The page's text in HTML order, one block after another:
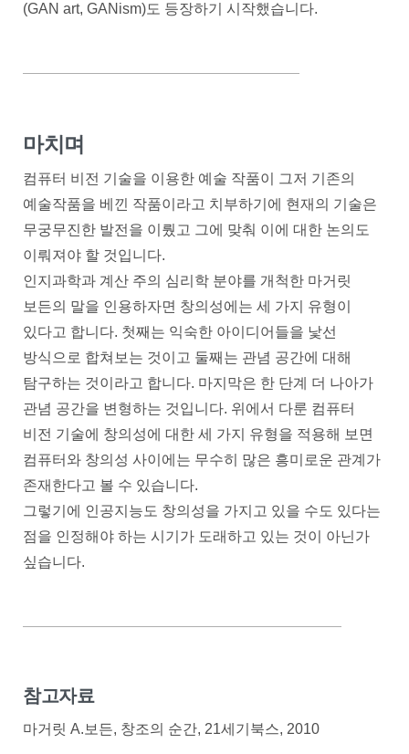
(GAN art, GANism)도 등장하기 시작했습니다.
마치며
컴퓨터 비전 기술을 이용한 예술 작품이 그저 기존의
예술작품을 베낀 작품이라고 치부하기에 현재의 기술은
무궁무진한 발전을 이뤘고 그에 맞춰 이에 대한 논의도
이뤄져야 할 것입니다.
인지과학과 계산 주의 심리학 분야를 개척한 마거릿
보든의 말을 인용하자면 창의성에는 세 가지 유형이
있다고 합니다. 첫째는 익숙한 아이디어들을 낯선
방식으로 합쳐보는 것이고 둘째는 관념 공간에 대해
탐구하는 것이라고 합니다. 마지막은 한 단계 더 나아가
관념 공간을 변형하는 것입니다. 위에서 다룬 컴퓨터
비전 기술에 창의성에 대한 세 가지 유형을 적용해 보면
컴퓨터와 창의성 사이에는 무수히 많은 흥미로운 관계가
존재한다고 볼 수 있습니다.
그렇기에 인공지능도 창의성을 가지고 있을 수도 있다는
점을 인정해야 하는 시기가 도래하고 있는 것이 아닌가
싶습니다.
참고자료
마거릿 A.보든, 창조의 순간, 21세기북스, 2010